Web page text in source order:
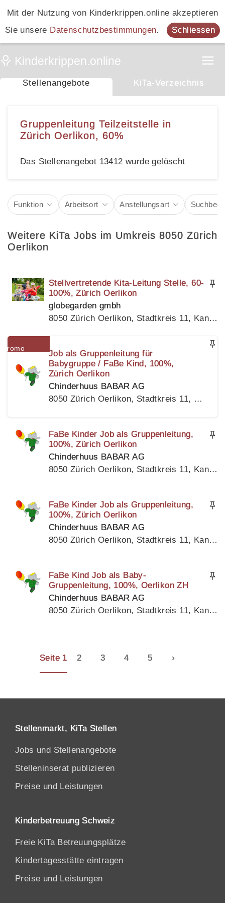
Mit der Nutzung von Kinderkrippen.online akzeptieren
Sie unsere Datenschutzbestimmungen. Schliessen
Stellenangebote KiTa-Verzeichnis
Gruppenleitung Teilzeitstelle in
Zürich Oerlikon, 60%
Das Stellenangebot 13412 wurde gelöscht
Funktion Arbeitsort Anstellungsart
Weitere KiTa Jobs im Umkreis 8050 Zürich
Oerlikon
Stellvertretende Kita-Leitung Stelle, 60-
100%, Zürich Oerlikon
globegarden gmbh
8050 Zürich Oerlikon, Stadtkreis 11, Kanton Zürich
Job als Gruppenleitung für
Babygruppe / FaBe Kind, 100%,
Zürich Oerlikon
Chinderhuus BABAR AG
8050 Zürich Oerlikon, Stadtkreis 11, Kanton Zürich
FaBe Kinder Job als Gruppenleitung,
100%, Zürich Oerlikon
Chinderhuus BABAR AG
8050 Zürich Oerlikon, Stadtkreis 11, Kanton Zürich
FaBe Kinder Job als Gruppenleitung,
100%, Zürich Oerlikon
Chinderhuus BABAR AG
8050 Zürich Oerlikon, Stadtkreis 11, Kanton Zürich
FaBe Kind Job als Baby-
Gruppenleitung, 100%, Oerlikon ZH
Chinderhuus BABAR AG
8050 Zürich Oerlikon, Stadtkreis 11, Kanton Zürich
Seite 1 2 3 4 5 ›
Stellenmarkt, KiTa Stellen
Jobs und Stellenangebote
Stelleninserat publizieren
Preise und Leistungen
Kinderbetreuung Schweiz
Freie KiTa Betreuungsplätze
Kindertagesstätte eintragen
Preise und Leistungen